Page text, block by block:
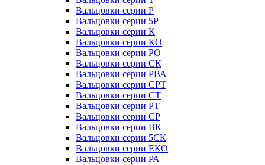
Вальцовки серии Р
Вальцовки серии 5Р
Вальцовки серии К
Вальцовки серии КО
Вальцовки серии РО
Вальцовки серии СК
Вальцовки серии РВА
Вальцовки серии СРТ
Вальцовки серии СТ
Вальцовки серии РТ
Вальцовки серии СР
Вальцовки серии ВК
Вальцовки серии 5СК
Вальцовки серии ЕКО
Вальцовки серии РА